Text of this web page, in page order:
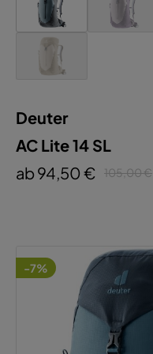
Deuter
AC Lite 14 SL
ab 94,50 €
105,00 €
-7%